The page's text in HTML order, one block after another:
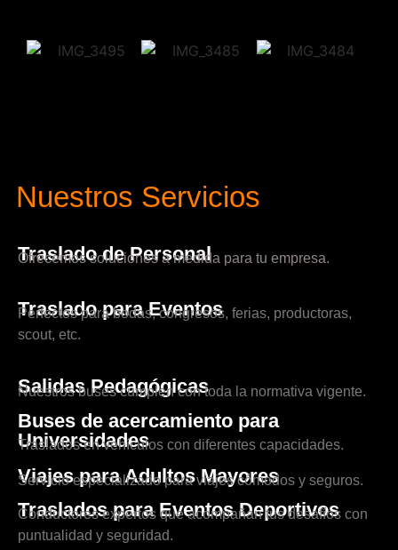
Nuestros Servicios
Traslado de Personal
Ofrecemos soluciones a medida para tu empresa.
Traslado para Eventos
Perfectos para bodas, congresos, ferias, productoras,
scout, etc.
Salidas Pedagógicas
Nuestros buses cumplen con toda la normativa vigente.
Buses de acercamiento para
Universidades
Traslados en vehículos con diferentes capacidades.
Viajes para Adultos Mayores
Servicio especializado para viajes cómodos y seguros.
Traslados para Eventos Deportivos
Conductores expertos que acompañan tus desafíos con
puntualidad y seguridad.